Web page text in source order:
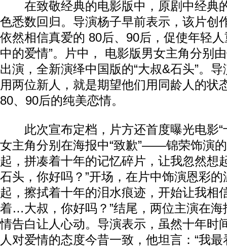
在致敬经典的电影版中，原剧中经典的
色悉数回归。导演杨子早前表示，该片创
依然相信真爱的 80后、90后，促使年轻
中的爱情”。片中， 电影版男女主角分别
出演，全新演绎中国版的“大叔&石头”。
用两位新人，就是期望他们用同龄人的状
80、90后的纯美恋情。
此次宣布定档，片方还首度曝光电影“
女主角分别在海报中“致歉”——锦荣饰演
起，拼凑着十年的记忆碎片，让我忽然
石头，你好吗？”开场，在片中饰演恩彩的
起，擦拭着十年的泪水痕迹，开始让我相
着…大叔，你好吗？”结尾，两位主演在海
情告白让人心动。导演表示，虽然十年时
人对爱情的态度今昔一致，他坦言：“我